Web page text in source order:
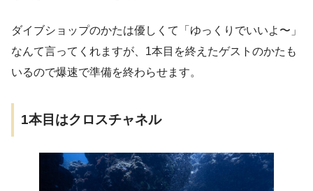
ダイブショップのかたは優しくて「ゆっくりでいいよ〜」
なんて言ってくれますが、1本目を終えたゲストのかたも
いるので爆速で準備を終わらせます。
1本目はクロスチャネル